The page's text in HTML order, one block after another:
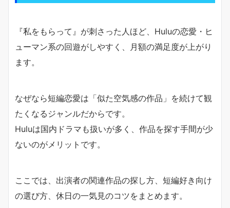
『私をもらって』が刺さった人ほど、Huluの恋愛・ヒ
ューマン系の回遊がしやすく、月額の満足度が上がり
ます。
なぜなら短編恋愛は「似た空気感の作品」を続けて観
たくなるジャンルだからです。
Huluは国内ドラマも扱いが多く、作品を探す手間が少
ないのがメリットです。
ここでは、出演者の関連作品の探し方、短編好き向け
の選び方、休日の一気見のコツをまとめます。